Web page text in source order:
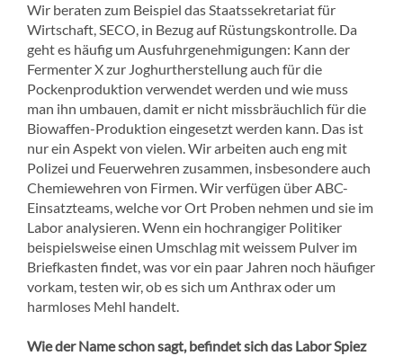
Wir beraten zum Beispiel das Staatssekretariat für
Wirtschaft, SECO, in Bezug auf Rüstungskontrolle. Da
geht es häufig um Ausfuhrgenehmigungen: Kann der
Fermenter X zur Joghurtherstellung auch für die
Pockenproduktion verwendet werden und wie muss
man ihn umbauen, damit er nicht missbräuchlich für die
Biowaffen-Produktion eingesetzt werden kann. Das ist
nur ein Aspekt von vielen. Wir arbeiten auch eng mit
Polizei und Feuerwehren zusammen, insbesondere auch
Chemiewehren von Firmen. Wir verfügen über ABC-
Einsatzteams, welche vor Ort Proben nehmen und sie im
Labor analysieren. Wenn ein hochrangiger Politiker
beispielsweise einen Umschlag mit weissem Pulver im
Briefkasten findet, was vor ein paar Jahren noch häufiger
vorkam, testen wir, ob es sich um Anthrax oder um
harmloses Mehl handelt.
Wie der Name schon sagt, befindet sich das Labor Spiez